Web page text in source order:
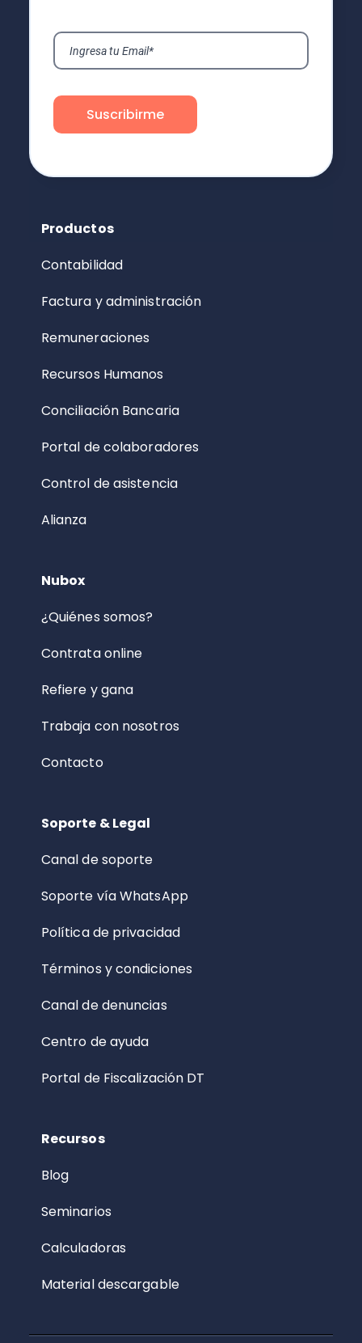
Productos
Contabilidad
Factura y administración
Remuneraciones
Recursos Humanos
Conciliación Bancaria
Portal de colaboradores
Control de asistencia
Alianza
Nubox
¿Quiénes somos?
Contrata online
Refiere y gana
Trabaja con nosotros
Contacto
Soporte & Legal
Canal de soporte
Soporte vía WhatsApp
Política de privacidad
Términos y condiciones
Canal de denuncias
Centro de ayuda
Portal de Fiscalización DT
Recursos
Blog
Seminarios
Calculadoras
Material descargable